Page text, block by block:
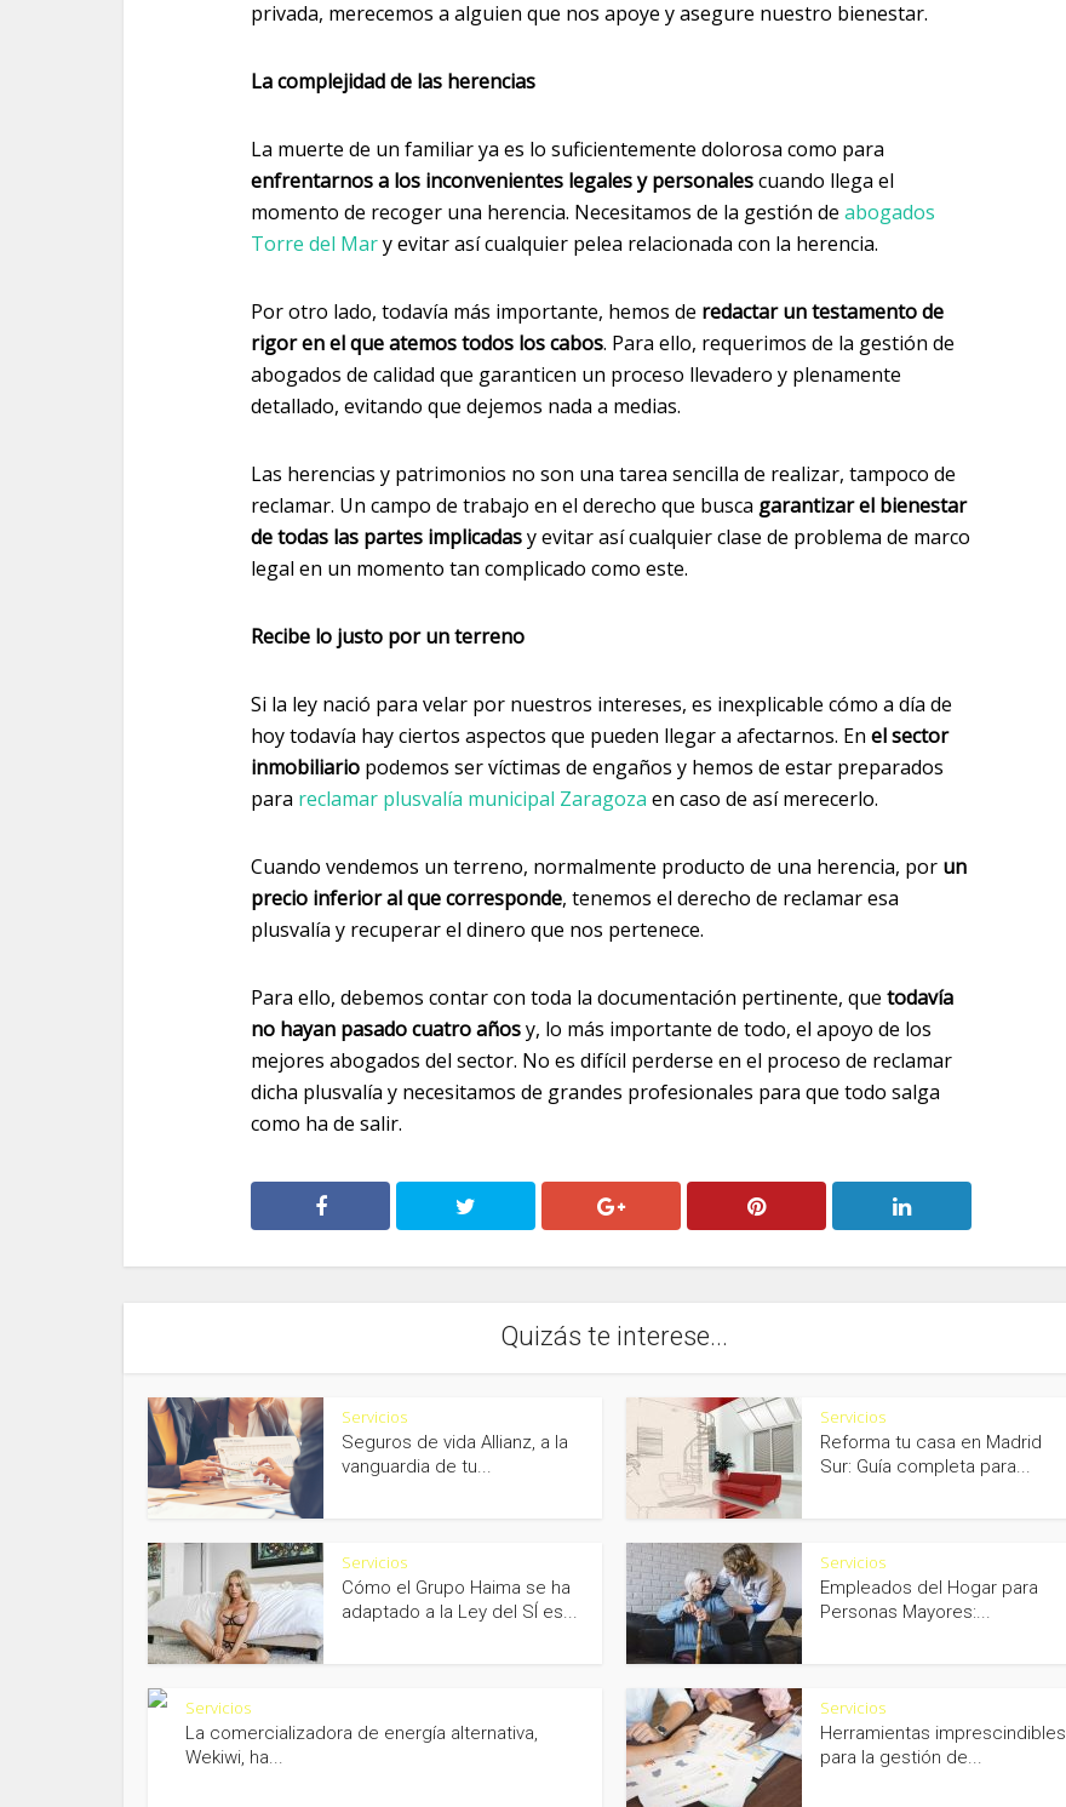
privada, merecemos a alguien que nos apoye y asegure nuestro bienestar.
La complejidad de las herencias
La muerte de un familiar ya es lo suficientemente dolorosa como para
enfrentarnos a los inconvenientes legales y personalescuando llega el
momento de recoger una herencia. Necesitamos de la gestión de abogados
Torre del Mary evitar así cualquier pelea relacionada con la herencia.
Por otro lado, todavía más importante, hemos de redactar un testamento de
rigor en el que atemos todos los cabos. Para ello, requerimos de la gestión de
abogados de calidad que garanticen un proceso llevadero y plenamente
detallado, evitando que dejemos nada a medias.
Las herencias y patrimonios no son una tarea sencilla de realizar, tampoco de
reclamar. Un campo de trabajo en el derecho que busca garantizar el bienestar
de todas las partes implicadasy evitar así cualquier clase de problema de marco
legal en un momento tan complicado como este.
Recibe lo justo por un terreno
Si la ley nació para velar por nuestros intereses, es inexplicable cómo a día de
hoy todavía hay ciertos aspectos que pueden llegar a afectarnos. En el sector
inmobiliario podemos ser víctimas de engaños y hemos de estar preparados
para reclamar plusvalía municipal Zaragoza en caso de así merecerlo.
Cuando vendemos un terreno, normalmente producto de una herencia, por un
precio inferior al que corresponde, tenemos el derecho de reclamar esa
plusvalía y recuperar el dinero que nos pertenece.
Para ello, debemos contar con toda la documentación pertinente, que todavía
no hayan pasado cuatro añosy, lo más importante de todo, el apoyo de los
mejores abogados del sector. No es difícil perderse en el proceso de reclamar
dicha plusvalía y necesitamos de grandes profesionales para que todo salga
como ha de salir.
Quizás te interese...
Servicios
Seguros de vida Allianz, a la
vanguardia de tu...
Servicios
Reforma tu casa en Madrid
Sur: Guía completa para...
Servicios
Cómo el Grupo Haima se ha
adaptado a la Ley del SÍ es...
Servicios
Empleados del Hogar para
Personas Mayores:...
Servicios
La comercializadora de energía alternativa,
Wekiwi, ha...
Servicios
Herramientas imprescindibles
para la gestión de...